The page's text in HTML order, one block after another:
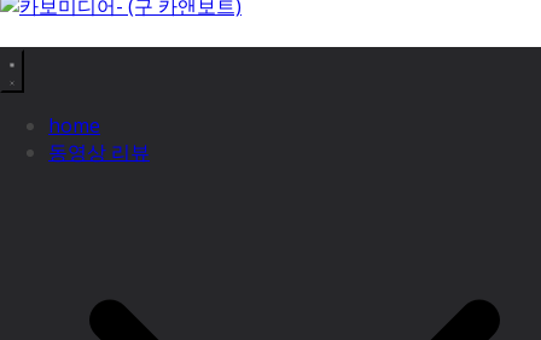
home
동영상 리뷰